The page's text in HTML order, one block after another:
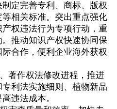
定完善专利、商标、版权
相关标准。突出重点强化
权违法行为专项行动，重
推动知识产权快速协同保
合作，便利企业海外获权
著作权法修改进程，推进
利法实施细则、植物新品
违法成本。